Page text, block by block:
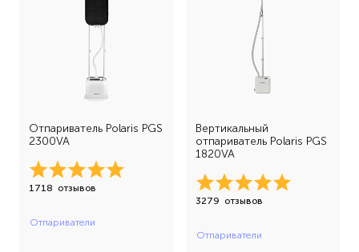
Отпариватель Polaris PGS
2300VA
1718 отзывов
Отпариватели
Вертикальный
отпариватель Polaris PGS
1820VA
3279 отзывов
Отпариватели